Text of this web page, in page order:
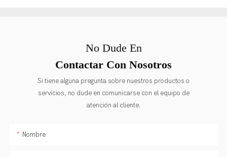
No Dude En
Contactar Con Nosotros
Si tiene alguna pregunta sobre nuestros productos o
servicios, no dude en comunicarse con el equipo de
atención al cliente.
Nombre